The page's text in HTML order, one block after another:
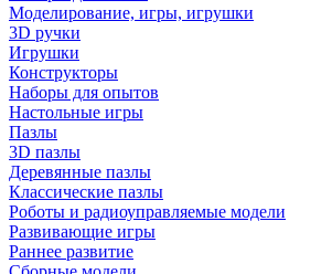
Моделирование, игры, игрушки
3D ручки
Игрушки
Конструкторы
Наборы для опытов
Настольные игры
Пазлы
3D пазлы
Деревянные пазлы
Классические пазлы
Роботы и радиоуправляемые модели
Развивающие игры
Раннее развитие